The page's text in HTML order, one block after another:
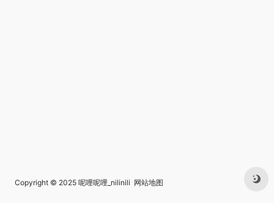
Copyright © 2025 呢哩呢哩_nilinili 网站地图